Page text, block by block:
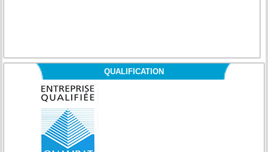
QUALIFICATION